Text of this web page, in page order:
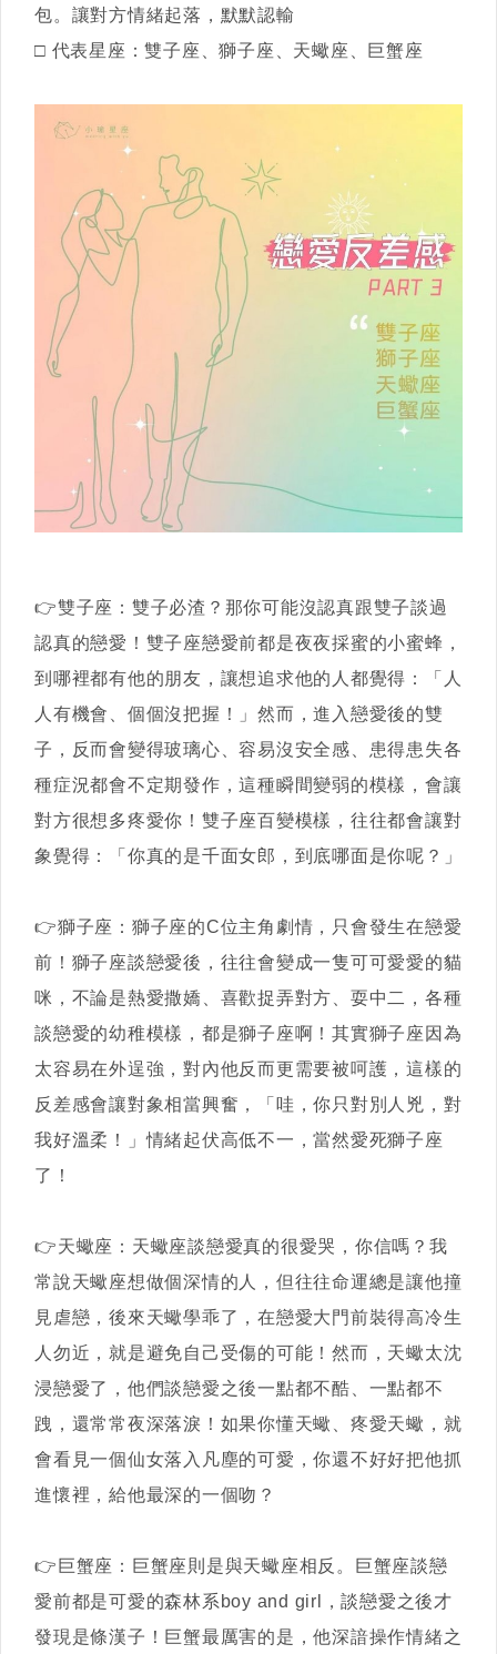
包。讓對方情緒起落，默默認輸
□ 代表星座：雙子座、獅子座、天蠍座、巨蟹座
👉雙子座：雙子必渣？那你可能沒認真跟雙子談過
認真的戀愛！雙子座戀愛前都是夜夜採蜜的小蜜蜂，
到哪裡都有他的朋友，讓想追求他的人都覺得：「人
人有機會、個個沒把握！」然而，進入戀愛後的雙
子，反而會變得玻璃心、容易沒安全感、患得患失各
種症況都會不定期發作，這種瞬間變弱的模樣，會讓
對方很想多疼愛你！雙子座百變模樣，往往都會讓對
象覺得：「你真的是千面女郎，到底哪面是你呢？」
👉獅子座：獅子座的C位主角劇情，只會發生在戀愛
前！獅子座談戀愛後，往往會變成一隻可可愛愛的貓
咪，不論是熱愛撒嬌、喜歡捉弄對方、耍中二，各種
談戀愛的幼稚模樣，都是獅子座啊！其實獅子座因為
太容易在外逞強，對內他反而更需要被呵護，這樣的
反差感會讓對象相當興奮，「哇，你只對別人兇，對
我好溫柔！」情緒起伏高低不一，當然愛死獅子座
了！
👉天蠍座：天蠍座談戀愛真的很愛哭，你信嗎？我
常說天蠍座想做個深情的人，但往往命運總是讓他撞
見虐戀，後來天蠍學乖了，在戀愛大門前裝得高冷生
人勿近，就是避免自己受傷的可能！然而，天蠍太沈
浸戀愛了，他們談戀愛之後一點都不酷、一點都不
跩，還常常夜深落淚！如果你懂天蠍、疼愛天蠍，就
會看見一個仙女落入凡塵的可愛，你還不好好把他抓
進懷裡，給他最深的一個吻？
👉巨蟹座：巨蟹座則是與天蠍座相反。巨蟹座談戀
愛前都是可愛的森林系boy and girl，談戀愛之後才
發現是條漢子！巨蟹最厲害的是，他深諳操作情緒之